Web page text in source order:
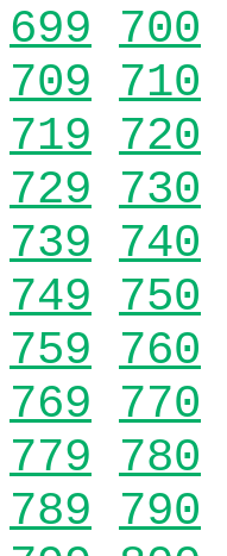
699 700
709 710
719 720
729 730
739 740
749 750
759 760
769 770
779 780
789 790